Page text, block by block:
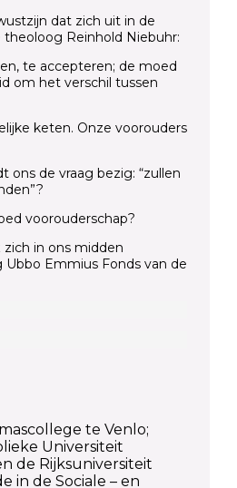
dat zich uit in de
Reinhold Niebuhr:
te accepteren; de moed
om het verschil tussen
keten. Onze voorouders
ons de vraag bezig: “zullen
voorouderschap?
in ons midden
Emmius Fonds van de
te Venlo;
Universiteit
de Rijksuniversiteit
in de Sociale – en